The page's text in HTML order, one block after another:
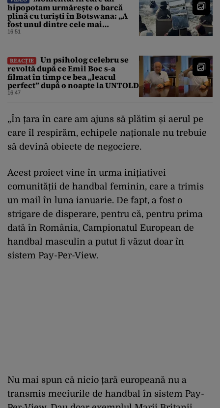
hipopotam urmărește o barcă
plină cu turiști în Botswana: „A
fost unul dintre cele mai
înfricoșătoare momente”
16:51
REACȚIE
Un psiholog celebru se
revoltă după ce Emil Boc s-a
filmat în timp ce bea „leacul
perfect” după o noapte la UNTOLD
16:47
„În țara în care am ajuns să plătim și aerul pe
care îl respirăm, echipele naționale nu trebuie
să devină obiecte de negociere.
Acest proiect vine în urma inițiativei
comunității de handbal feminin, care a trimis
un mail în luna ianuarie. De fapt, a fost o
strigare de disperare, pentru că, pentru prima
dată în România, Campionatul European de
handbal masculin a putut fi văzut doar în
sistem Pay-Per-View.
Nu mai spun că nicio țară europeană nu a
transmis meciurile de handbal în sistem Pay-